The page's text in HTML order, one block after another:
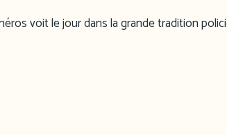
voit le jour dans la grande tradition